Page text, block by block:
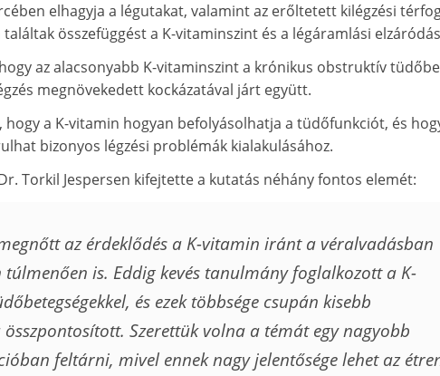
elhagyja a légutakat, valamint az erőltetett kilégzési
összefüggést a K-vitaminszint és a légáramlási
az alacsonyabb K-vitaminszint a krónikus obstruktív
megnövekedett kockázatával járt együtt.
a K-vitamin hogyan befolyásolhatja a tüdőfunkciót, és
bizonyos légzési problémák kialakulásához.
Torkil Jespersen kifejtette a kutatás néhány fontos elemét:
az érdeklődés a K-vitamin iránt a véralvadásban
is. Eddig kevés tanulmány foglalkozott a K-
és ezek többsége csupán kisebb
Szerettük volna a témát egy nagyobb
feltárni, mivel ennek nagy jelentősége lehet az